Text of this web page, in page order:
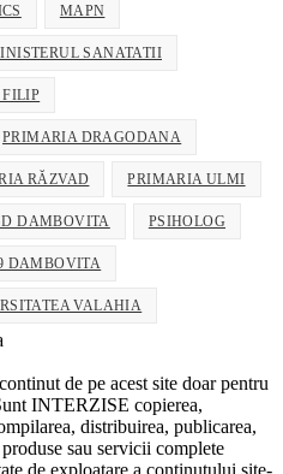
MAPN
SANATATII
PRIMARIA DRAGODANA
RĂZVAD PRIMARIA ULMI
DAMBOVITA PSIHOLOG
DAMBOVITA
VALAHIA
de pe acest site doar pentru
INTERZISE copierea,
distribuirea, publicarea,
sau servicii complete
de exploatare a continutului site-